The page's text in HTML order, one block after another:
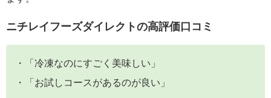
ニチレイフーズダイレクトの高評価口コミ
・「冷凍なのにすごく美味しい」
・「お試しコースがあるのが良い」